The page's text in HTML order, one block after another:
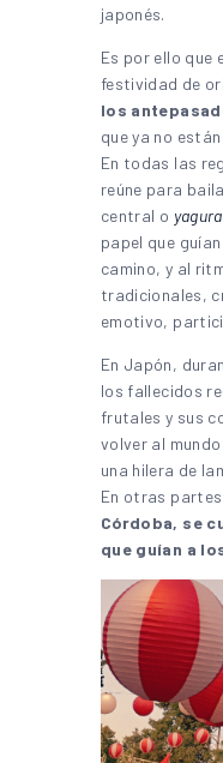
japonés.
Es por ello que
festividad de
los
que ya no
En todas las
reúne para
central o yagura
papel que
camino, y al
tradicionales,
emotivo,
En Japón,
los fallecidos
frutales y sus
volver al
una hilera de
En otras
Córdoba, se
que guían a